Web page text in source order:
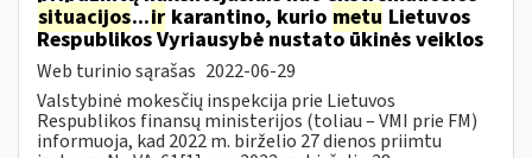
situacijos...ir karantino, kurio metu Lietuvos
Respublikos Vyriausybė nustato ūkinės veiklos
Web turinio sąrašas 2022-06-29
Valstybinė mokesčių inspekcija prie Lietuvos
Respublikos finansų ministerijos (toliau – VMI prie FM)
informuoja, kad 2022 m. birželio 27 dienos priimtu